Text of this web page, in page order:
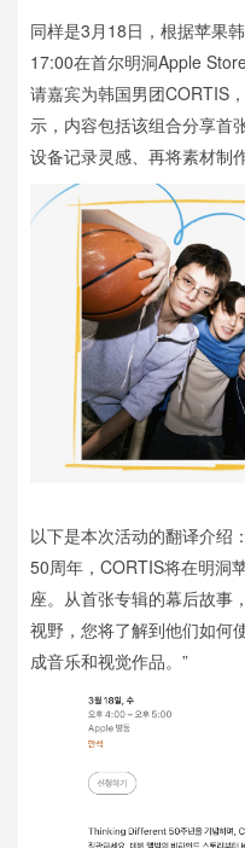
同样是3月18日，根据苹果
17:00在首尔明洞Apple
请嘉宾为韩国男团CORTIS
示，内容包括该组合分享首
设备记录灵感、再将素材制
以下是本次活动的翻译介绍
50周年，CORTIS将在明洞
座。从首张专辑的幕后故事
视野，您将了解到他们如何
成音乐和视觉作品。”